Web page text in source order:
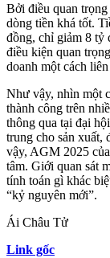
Bởi điều quan trọng
dòng tiền khá tốt.
đồng, chỉ giảm 8 tỷ
điều kiện quan
doanh một cách
Như vậy, nhìn một
thành công trên
thông qua tại đại
trung cho sản xuất,
vậy, AGM 2025 của
tâm. Giới quan sát
tính toán gì khác
“kỷ nguyên mới”.
Ái Châu Tử
Link gốc